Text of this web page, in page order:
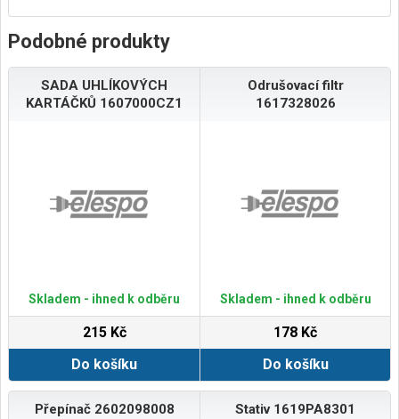
Podobné produkty
SADA UHLÍKOVÝCH
KARTÁČKŮ 1607000CZ1
Skladem - ihned k odběru
215 Kč
Do košíku
Odrušovací filtr
1617328026
Skladem - ihned k odběru
178 Kč
Do košíku
Přepínač 2602098008 Stativ 1619PA8301